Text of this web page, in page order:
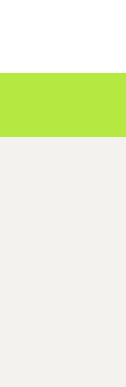
nach oben/